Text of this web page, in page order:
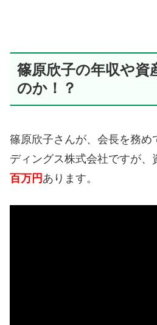
篠原欣子の年収や資
のか！？
篠原欣子さんが、会長を務め
ディングス株式会社ですが、
百万円 あります。